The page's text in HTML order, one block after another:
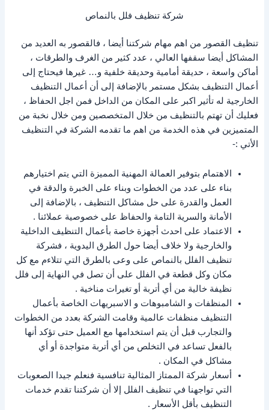
شركة تنظيف فلل بالنماص
تنظيف القصور من اهم مهام شركتنا أيضا ، فالقصور به العديد من
المشاكل أيضا سقفها العالي ، عدد كثير من الغرف والطرقات ،
أماكن واسعة ، حديقة أمامية وحديقة خلفية و… غيرها فيحتاج إلى
أعمال التنظيف بشكل مستمر بالإضافة إلى أن أعمال التنظيف
الخارجية له تأثير اكبر على المكان من الداخل فمن اجل الحفاظ ،
فعليك أن تهتم بالتنظيف من خلال المتخصصين ومن خلال نخبة من
المتميزين في هذه الخدمة من اهم ما تقدمه الشركة في التنظيف
الأتي :-
الاهتمام بتوفير العمالة المهنية المميزة التي يتم اختيارهم
بناء على عدد من الخطوات وبناء على الخبرة والدقة في
العمل والقدرة على حل مشاكل التنظيف ، بالإضافة إلى
الأمانة والسرية التامة والحفاظ على خصوصية عملائنا .
الاعتماد على احدث أجهزة خاصة بأعمال التنظيف الداخلية
والخارجية ولا خلاف أيضا حول الطرق اليدوية ، فشركة
تنظيف الفلل بالنماص على وعى بالطرق التي تتلاءم مع كل
مكان وكل قطعة في الفلل على أن تصل في النهاية إلى فلل
نظيفة خالية من أي أتربة أو تغيرات مناخية .
المنظفات و الشامبوهات و الاسبريهات الخاصة بأعمال
التنظيف منظفات عالمية وقامت الشركة بعدد من الخطوات
والتجارب قبل أن يتم استخدامها مع العميل حتى تؤكد أنها
بالفعل تساعد في التخلص من أي أتربة متواجدة أو أي
مشاكل في المكان .
أسعار شركة الممتاز المثالية تنافسية فنعلم جيدا الصعوبات
التي تواجهنا في تنظيف الفلل إلا أن شركتنا تقدم خدمات
التنظيف بأقل الأسعار .